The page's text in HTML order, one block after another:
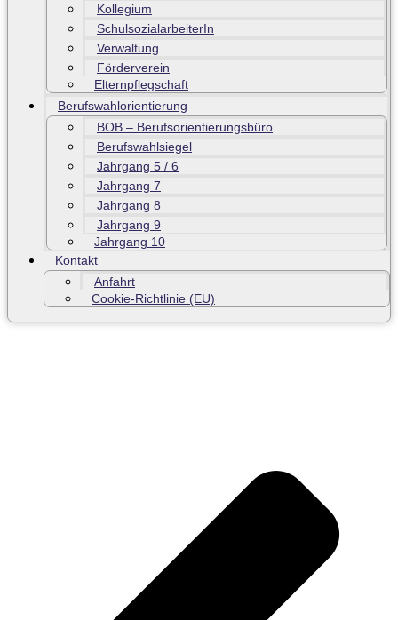
Kollegium
SchulsozialarbeiterIn
Verwaltung
Förderverein
Elternpflegschaft
Berufswahlorientierung
BOB – Berufsorientierungsbüro
Berufswahlsiegel
Jahrgang 5 / 6
Jahrgang 7
Jahrgang 8
Jahrgang 9
Jahrgang 10
Kontakt
Anfahrt
Cookie-Richtlinie (EU)